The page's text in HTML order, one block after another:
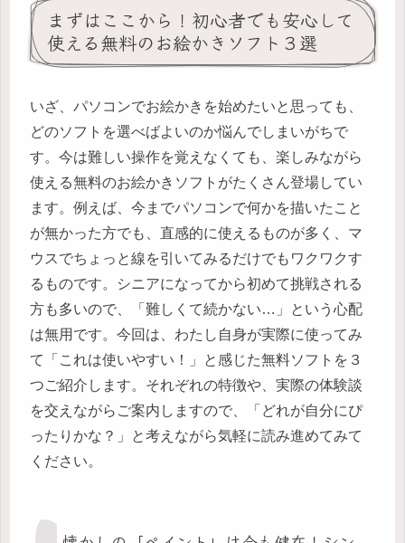
まずはここから！初心者でも安心して
使える無料のお絵かきソフト３選
いざ、パソコンでお絵かきを始めたいと思っても、
どのソフトを選べばよいのか悩んでしまいがちで
す。今は難しい操作を覚えなくても、楽しみながら
使える無料のお絵かきソフトがたくさん登場してい
ます。例えば、今までパソコンで何かを描いたこと
が無かった方でも、直感的に使えるものが多く、マ
ウスでちょっと線を引いてみるだけでもワクワクす
るものです。シニアになってから初めて挑戦される
方も多いので、「難しくて続かない…」という心配
は無用です。今回は、わたし自身が実際に使ってみ
て「これは使いやすい！」と感じた無料ソフトを３
つご紹介します。それぞれの特徴や、実際の体験談
を交えながらご案内しますので、「どれが自分にぴ
ったりかな？」と考えながら気軽に読み進めてみて
ください。